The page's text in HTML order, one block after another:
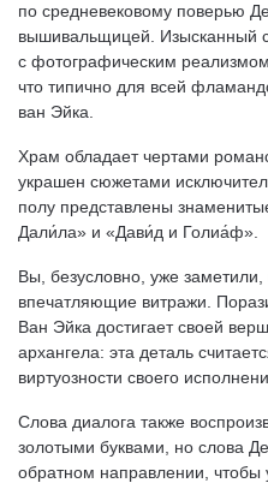
по средневековому поверью
вышивальщицей. Изысканный
с фотографическим
что типично для всей
ван Эйка.
Храм обладает чертами
украшен сюжетами
полу представлены
Дали́ла» и «Дави́д и Голиа́ф».
Вы, безусловно, уже заметили,
впечатляющие витражи.
Ван Эйка достигает своей
архангела: эта деталь
виртуозности своего
Слова диалога также
золотыми буквами, но слова
обратном направлении, чтобы